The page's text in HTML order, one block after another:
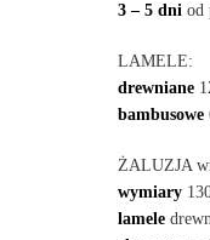
3 – 5 dniod
LAMELE:
drewniane
bambusowe
ŻALUZJA
wymiary
lamele